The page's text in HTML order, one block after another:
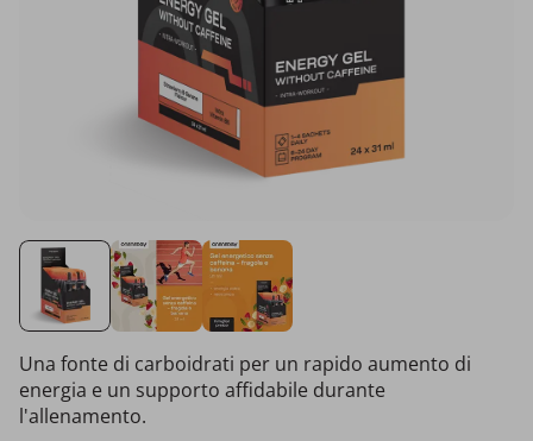
Una fonte di carboidrati per un rapido aumento di
energia e un supporto affidabile durante
l'allenamento.